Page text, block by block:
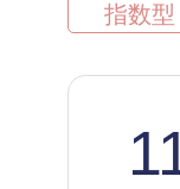
指数型